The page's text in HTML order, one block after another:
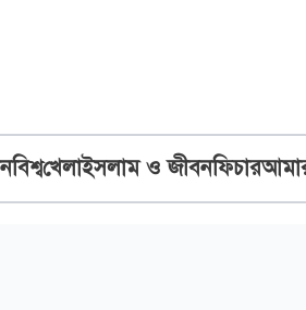
বিশ্বখেলাইসলাম ও জীবনফিচার